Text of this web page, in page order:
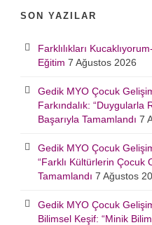
SON YAZILAR
Farklılıkları
Eğitim 7 Ağustos 2026
Gedik MYO Çocuk
Farkındalık: “Duygularla
Başarıyla Tamamlandı 7
Gedik MYO Çocuk
“Farklı Kültürlerin Çocuk
Tamamlandı 7 Ağustos
Gedik MYO Çocuk
Bilimsel Keşif: “Minik